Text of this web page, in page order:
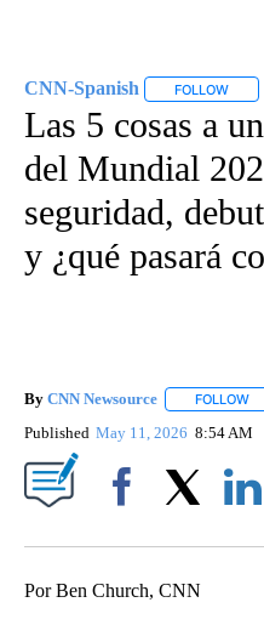
CNN-Spanish FOLLOW
Las 5 cosas a
del Mundial
seguridad,
y ¿qué pasará
By CNN Newsource FOLLOW
Published May 11, 2026 8:54 AM
Por Ben Church, CNN